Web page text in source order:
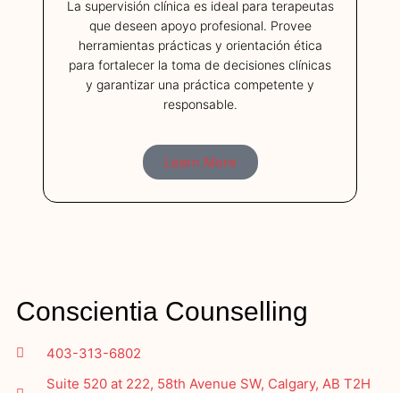
La supervisión clínica es ideal para terapeutas
que deseen apoyo profesional. Provee
herramientas prácticas y orientación ética
para fortalecer la toma de decisiones clínicas
y garantizar una práctica competente y
responsable.
Learn More
Conscientia Counselling
403-313-6802
Suite 520 at 222, 58th Avenue SW, Calgary, AB T2H